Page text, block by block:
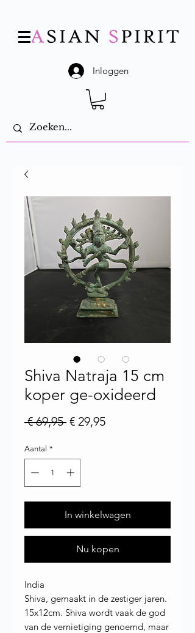
Inloggen
Shiva Natraja 15 cm
koper ge-oxideerd
€ 69,95 Normale prijs
€ 29,95Verkoopprijs
Aantal *
In winkelwagen
Nu kopen
India
Shiva, gemaakt in de zestiger jaren.
15x12cm. Shiva wordt vaak de god
van de vernietiging genoemd, maar